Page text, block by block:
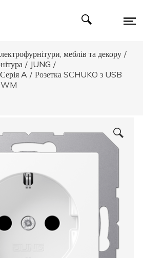
меблів та декору /
/ JUNG /
Серія A / Розетка SСHUKO з USB